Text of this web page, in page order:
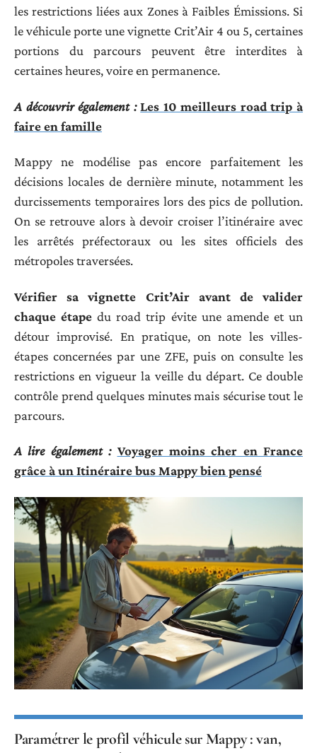
les restrictions liées aux Zones à Faibles Émissions. Si
le véhicule porte une vignette Crit’Air 4 ou 5, certaines
portions du parcours peuvent être interdites à
certaines heures, voire en permanence.
A découvrir également : Les 10 meilleurs road trip à
faire en famille
Mappy ne modélise pas encore parfaitement les
décisions locales de dernière minute, notamment les
durcissements temporaires lors des pics de pollution.
On se retrouve alors à devoir croiser l’itinéraire avec
les arrêtés préfectoraux ou les sites officiels des
métropoles traversées.
Vérifier sa vignette Crit’Air avant de valider
chaque étape du road trip évite une amende et un
détour improvisé. En pratique, on note les villes-
étapes concernées par une ZFE, puis on consulte les
restrictions en vigueur la veille du départ. Ce double
contrôle prend quelques minutes mais sécurise tout le
parcours.
A lire également : Voyager moins cher en France
grâce à un Itinéraire bus Mappy bien pensé
Paramétrer le profil véhicule sur Mappy : van,